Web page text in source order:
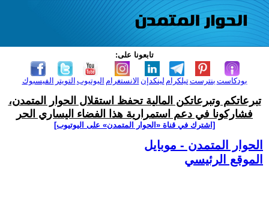
تابعونا على:
الفيسبوك التويتر اليوتيوب الانستغرام لينكدإن تيلكرامبنترست بودكاست
تبرعاتكم وتبرعاتكن المالية تحفظ استقلال الحوار المتمدن،
فشاركونا في دعم استمرارية هذا الفضاء اليساري الحر
[اشترك في قناة ‫«الحوار المتمدن» على اليوتيوب]
الحوار المتمدن - موبايل
الموقع الرئيسي